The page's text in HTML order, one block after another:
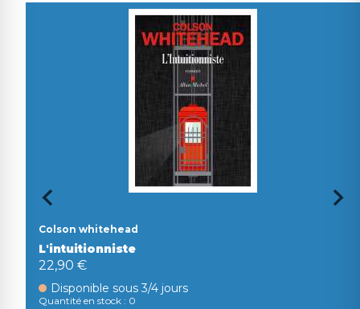
Colson whitehead
L'intuitionniste
22,90 €
Disponible sous 3/4 jours
Quantité en stock : 0